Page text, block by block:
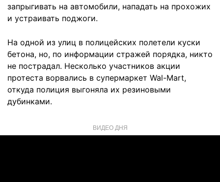
запрыгивать на автомобили, нападать на прохожих
и устраивать поджоги.
На одной из улиц в полицейских полетели куски
бетона, но, по информации стражей порядка, никто
не пострадал. Несколько участников акции
протеста ворвались в супермаркет Wal-Mart,
откуда полиция выгоняла их резиновыми
дубинками.
ВИДЕО ДНЯ